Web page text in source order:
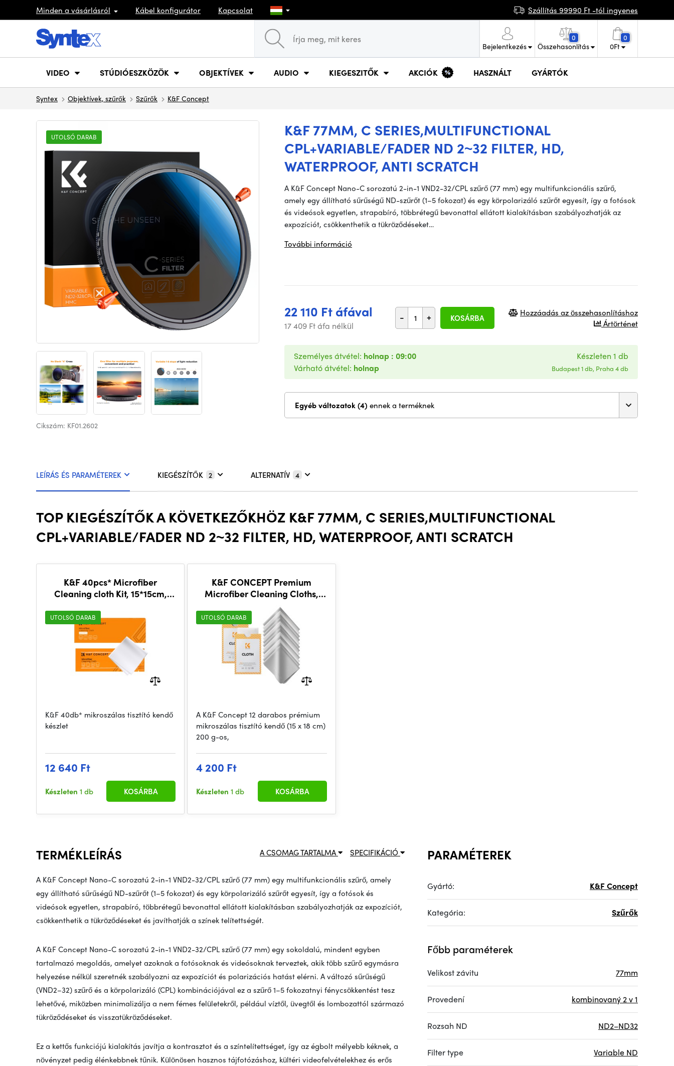
Minden a vásárlásról Kábel konfigurátor Kapcsolat Szállítás 99990 Ft -tól ingyenes
Bejelentkezés
0
Összehasonlítás
0
0Ft
VIDEO STÚDIÓESZKÖZÖK OBJEKTÍVEK AUDIO KIEGESZITŐK AKCIÓK HASZNÁLT GYÁRTÓK
Syntex Objektívek, szűrők Szűrők K&F Concept
K&F 77MM, C SERIES,MULTIFUNCTIONAL
CPL+VARIABLE/FADER ND 2~32 FILTER, HD,
WATERPROOF, ANTI SCRATCH
UTOLSÓ DARAB
Cikszám: KF01.2602
A K&F Concept Nano-C sorozatú 2-in-1 VND2-32/CPL szűrő (77 mm) egy multifunkcionális szűrő,
amely egy állítható sűrűségű ND-szűrőt (1–5 fokozat) és egy körpolarizáló szűrőt egyesít, így a fotósok
és videósok egyetlen, strapabíró, többrétegű bevonattal ellátott kialakításban szabályozhatják az
expozíciót, csökkenthetik a tükröződéseket…
További információ
22 110 Ft áfával
17 409 Ft áfa nélkül
- + KOSÁRBA
Hozzáadás az összehasonlításhoz
Ártörténet
Személyes átvétel: holnap : 09:00
Várható átvétel: holnap
Készleten 1 db
Budapest 1 db, Praha 4 db
Egyéb változatok (4) ennek a terméknek
LEÍRÁS ÉS PARAMÉTEREK KIEGÉSZÍTŐK 2 ALTERNATÍV 4
TOP KIEGÉSZÍTŐK A KÖVETKEZŐKHÖZ K&F 77MM, C SERIES,MULTIFUNCTIONAL
CPL+VARIABLE/FADER ND 2~32 FILTER, HD, WATERPROOF, ANTI SCRATCH
K&F 40pcs* Microfiber
Cleaning cloth Kit, 15*15cm,
UTOLSÓ DARAB
K&F 40db* mikroszálas tisztító kendő
készlet
12 640 Ft
Készleten 1 db KOSÁRBA
K&F CONCEPT Premium
Microfiber Cleaning Cloths,
Lens Cleaning Cloth for
Camera Lenses
UTOLSÓ DARAB
A K&F Concept 12 darabos prémium
mikroszálas tisztító kendő (15 x 18 cm)
200 g-os,
4 200 Ft
Készleten1 db KOSÁRBA
SPECIFIKÁCIÓ
A CSOMAG TARTALMA
TERMÉKLEÍRÁS
A K&F Concept Nano-C sorozatú 2-in-1 VND2-32/CPL szűrő (77 mm) egy multifunkcionális szűrő, amely
egy állítható sűrűségű ND-szűrőt (1–5 fokozat) és egy körpolarizáló szűrőt egyesít, így a fotósok és
videósok egyetlen, strapabíró, többrétegű bevonattal ellátott kialakításban szabályozhatják az expozíciót,
csökkenthetik a tükröződéseket és javíthatják a színek telítettségét.
A K&F Concept Nano-C sorozatú 2-in-1 VND2-32/CPL szűrő (77 mm) egy sokoldalú, mindent egyben
tartalmazó megoldás, amelyet azoknak a fotósoknak és videósoknak terveztek, akik több szűrő egymásra
helyezése nélkül szeretnék szabályozni az expozíciót és polarizációs hatást elérni. A változó sűrűségű
(VND2–32) szűrő és a körpolarizáló (CPL) kombinációjával ez a szűrő 1–5 fokozatnyi fénycsökkentést tesz
lehetővé, miközben minimalizálja a nem fémes felületekről, például víztől, üvegtől és lombozattól származó
tükröződéseket és visszatükröződéseket.
Ez a kettős funkciójú kialakítás javítja a kontrasztot és a színtelítettséget, így az égbolt mélyebb kéknek, a
növényzet pedig élénkebbnek tűnik. Különösen hasznos tájfotózáshoz, kültéri videofelvételekhez és erős
PARAMÉTEREK
Gyártó: K&F Concept
Kategória: Szűrők
Főbb paraméterek
Velikost závitu 77mm
Provedení kombinovaný 2 v 1
Rozsah ND ND2–ND32
Filter type Variable ND